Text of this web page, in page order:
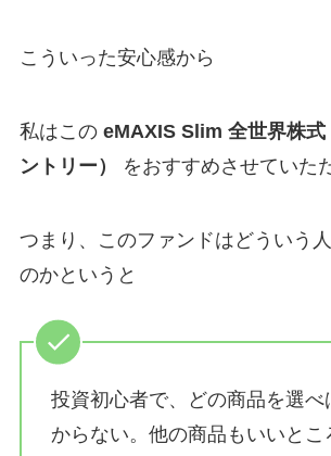
こういった安心感から
私はこの eMAXIS Slim 全世界株式
ントリー）
をおすすめさせていた
つまり、このファンドはどういう
のかというと
投資初心者で、どの商品を選べ
からない。他の商品もいいとこ